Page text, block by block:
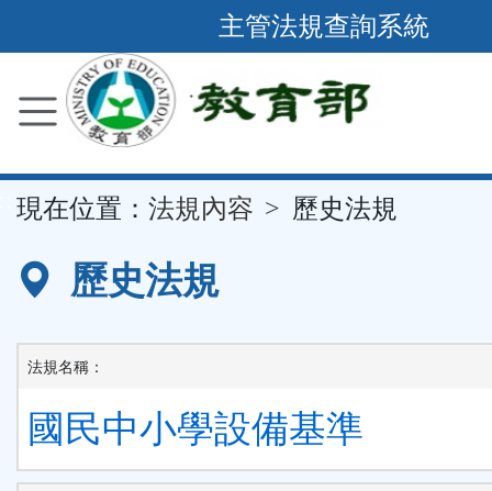
到
要
容
區
主管法規查詢系統
現在位置： 法規內容 歷史法規
歷史法規
法規名稱：
國民中小學設備基準